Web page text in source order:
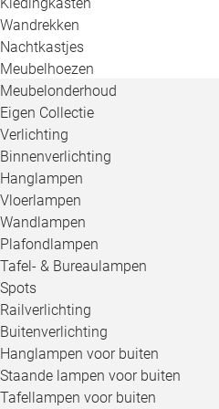
Wandrekken
Nachtkastjes
Meubelhoezen
Meubelonderhoud
Eigen Collectie
Verlichting
Binnenverlichting
Hanglampen
Vloerlampen
Wandlampen
Plafondlampen
Tafel- & Bureaulampen
Spots
Railverlichting
Buitenverlichting
Hanglampen voor buiten
Staande lampen voor buiten
Tafellampen voor buiten